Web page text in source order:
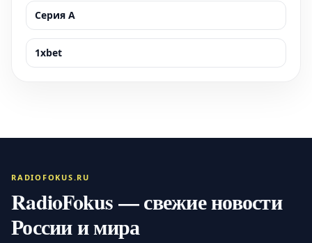
Серия А
1xbet
RADIOFOKUS.RU
RadioFokus — свежие новости
России и мира